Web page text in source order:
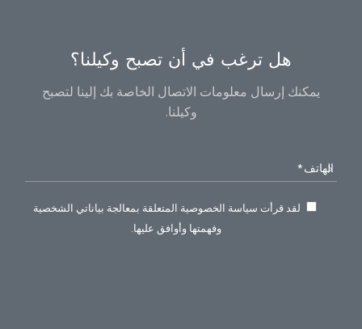
هل ترغب في أن تصبح وكيلنا؟
يمكنك إرسال معلومات الاتصال الخاصة بك إلينا لتصبح
وكيلنا.
لقد قرأت سياسة الخصوصية المتعلقة بمعالجة بياناتي الشخصية
وفهمتها وأوافق عليها.